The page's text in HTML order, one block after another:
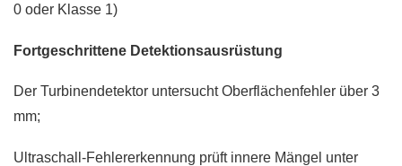
0 oder Klasse 1)
Fortgeschrittene Detektionsausrüstung
Der Turbinendetektor untersucht Oberflächenfehler über 3
mm;
Ultraschall-Fehlererkennung prüft innere Mängel unter